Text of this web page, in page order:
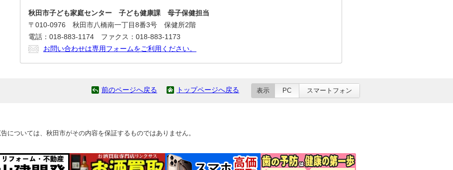
秋田市子ども家庭センター 子ども健康課 母子保健担当
〒010-0976 秋田市八橋南一丁目8番3号 保健所2階
電話：018-883-1174 ファクス：018-883-1173
お問い合わせは専用フォームをご利用ください。
前のページへ戻る トップページへ戻る 表示 PC スマートフォン
については、秋田市がその内容を保証するものではありません。